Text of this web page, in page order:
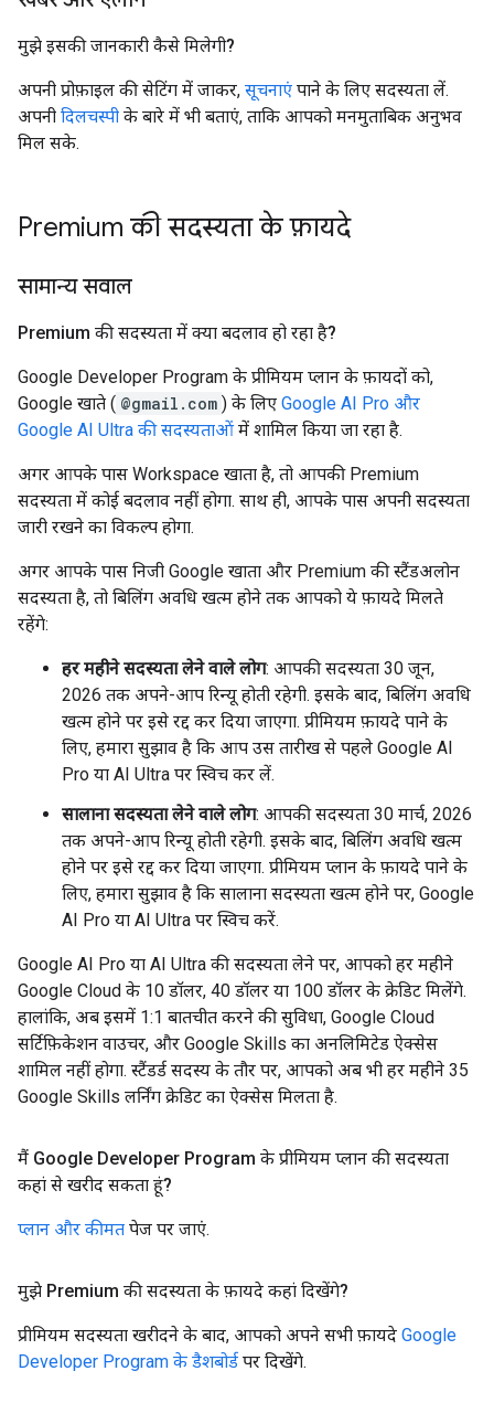
मुझे इसकी जानकारी कैसे मिलेगी?
अपनी प्रोफ़ाइल की सेटिंग में जाकर, सूचनाएं पाने के लिए सदस्यता लें.
अपनी दिलचस्पी के बारे में भी बताएं, ताकि आपको मनमुताबिक अनुभव
मिल सके.
Premium की सदस्यता के फ़ायदे
सामान्य सवाल
Premium की सदस्यता में क्या बदलाव हो रहा है?
Google Developer Program के प्रीमियम प्लान के फ़ायदों को,
Google खाते ( @gmail.com ) के लिए Google AI Pro और
Google AI Ultra की सदस्यताओंमें शामिल किया जा रहा है.
अगर आपके पास Workspace खाता है, तो आपकी Premium
सदस्यता में कोई बदलाव नहीं होगा. साथ ही, आपके पास अपनी सदस्यता
जारी रखने का विकल्प होगा.
अगर आपके पास निजी Google खाता और Premium की स्टैंडअलोन
सदस्यता है, तो बिलिंग अवधि खत्म होने तक आपको ये फ़ायदे मिलते
रहेंगे:
हर महीने सदस्यता लेने वाले लोग: आपकी सदस्यता 30 जून,
2026 तक अपने-आप रिन्यू होती रहेगी. इसके बाद, बिलिंग अवधि
खत्म होने पर इसे रद्द कर दिया जाएगा. प्रीमियम फ़ायदे पाने के
लिए, हमारा सुझाव है कि आप उस तारीख से पहले Google AI
Pro या AI Ultra पर स्विच कर लें.
सालाना सदस्यता लेने वाले लोग: आपकी सदस्यता 30 मार्च, 2026
तक अपने-आप रिन्यू होती रहेगी. इसके बाद, बिलिंग अवधि खत्म
होने पर इसे रद्द कर दिया जाएगा. प्रीमियम प्लान के फ़ायदे पाने के
लिए, हमारा सुझाव है कि सालाना सदस्यता खत्म होने पर, Google
AI Pro या AI Ultra पर स्विच करें.
Google AI Pro या AI Ultra की सदस्यता लेने पर, आपको हर महीने
Google Cloud के 10 डॉलर, 40 डॉलर या 100 डॉलर के क्रेडिट मिलेंगे.
हालांकि, अब इसमें 1:1 बातचीत करने की सुविधा, Google Cloud
सर्टिफ़िकेशन वाउचर, और Google Skills का अनलिमिटेड ऐक्सेस
शामिल नहीं होगा. स्टैंडर्ड सदस्य के तौर पर, आपको अब भी हर महीने 35
Google Skills लर्निंग क्रेडिट का ऐक्सेस मिलता है.
मैं Google Developer Program के प्रीमियम प्लान की सदस्यता
कहां से खरीद सकता हूं?
प्लान और कीमत पेज पर जाएं.
मुझे Premium की सदस्यता के फ़ायदे कहां दिखेंगे?
प्रीमियम सदस्यता खरीदने के बाद, आपको अपने सभी फ़ायदे Google
Developer Program के डैशबोर्ड पर दिखेंगे.